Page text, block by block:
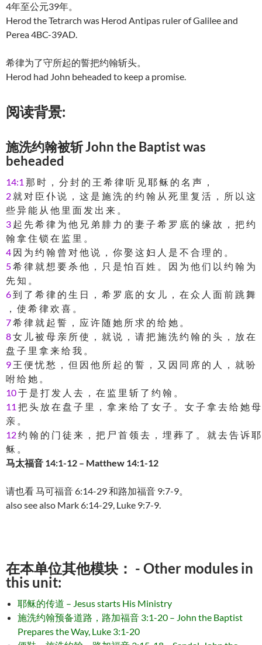
4年至公元39年。
Herod the Tetrarch was Herod Antipas ruler of Galilee and
Perea 4BC-39AD.
希律为了守所起的誓把约翰斩头。
Herod had John beheaded to keep a promise.
阅读背景:
施洗约翰被斩 John the Baptist was
beheaded
14:1 那 时 ， 分 封 的 王 希 律 听 见 耶 稣 的 名 声 ，
2 就 对 臣 仆 说 ， 这 是 施 洗 的 约 翰 从 死 里 复 活 ， 所 以 这
些 异 能 从 他 里 面 发 出 来 。
3 起 先 希 律 为 他 兄 弟 腓 力 的 妻 子 希 罗 底 的 缘 故 ， 把 约
翰 拿 住 锁 在 监 里 。
4 因 为 约 翰 曾 对 他 说 ， 你 娶 这 妇 人 是 不 合 理 的 。
5希 律 就 想 要 杀 他 ， 只 是 怕 百 姓 。 因 为 他 们 以 约 翰 为
先 知 。
6到 了 希 律 的 生 日 ， 希 罗 底 的 女 儿 ， 在 众 人 面 前 跳 舞
， 使 希 律 欢 喜 。
7希 律 就 起 誓 ， 应 许 随 她 所 求 的 给 她 。
8女 儿 被 母 亲 所 使 ， 就 说 ， 请 把 施 洗 约 翰 的 头 ， 放 在
盘 子 里 拿 来 给 我 。
9 王 便 忧 愁 ， 但 因 他 所 起 的 誓 ， 又 因 同 席 的 人 ， 就 吩
咐 给 她 。
10于 是 打 发 人 去 ， 在 监 里 斩 了 约 翰 。
11 把 头 放 在 盘 子 里 ， 拿 来 给 了 女 子 。 女 子 拿 去 给 她 母
亲 。
12约 翰 的 门 徒 来 ， 把 尸 首 领 去 ， 埋 葬 了 。 就 去 告 诉 耶
稣 。
马太福音 14:1-12 – Matthew 14:1-12
请也看 马可福音 6:14-29 和路加福音 9:7-9。
also see also Mark 6:14-29, Luke 9:7-9.
在本单位其他模块： - Other modules in
this unit:
耶稣的传道 – Jesus starts His Ministry
施洗约翰预备道路，路加福音 3:1-20 – John the Baptist
Prepares the Way, Luke 3:1-20